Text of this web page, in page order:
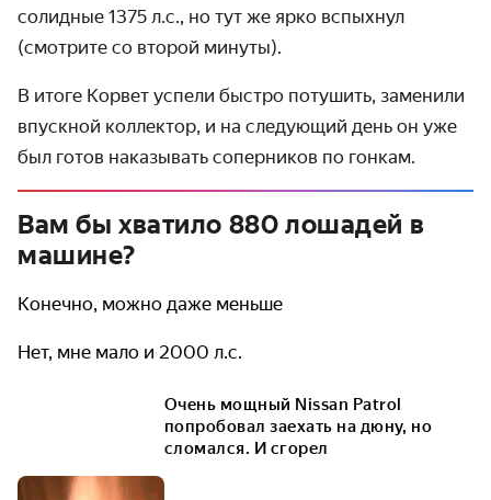
солидные 1375 л.с., но тут же ярко вспыхнул
(смотрите со второй минуты).
В итоге Корвет успели быстро потушить, заменили
впускной коллектор, и на следующий день он уже
был готов наказывать соперников по гонкам.
Вам бы хватило 880 лошадей в
машине?
Конечно, можно даже меньше
Нет, мне мало и 2000 л.с.
Очень мощный Nissan Patrol
попробовал заехать на дюну, но
сломался. И сгорел